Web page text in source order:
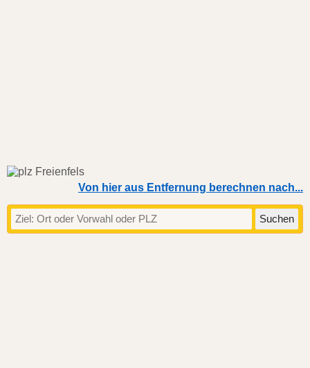
Von hier aus Entfernung berechnen nach...